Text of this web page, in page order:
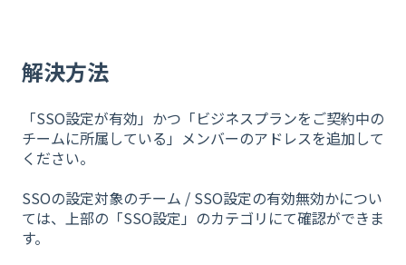
解決方法
「SSO設定が有効」かつ「ビジネスプランをご契約中の
チームに所属している」メンバーのアドレスを追加して
ください。
SSOの設定対象のチーム / SSO設定の有効無効かについ
ては、上部の「SSO設定」のカテゴリにて確認ができま
す。